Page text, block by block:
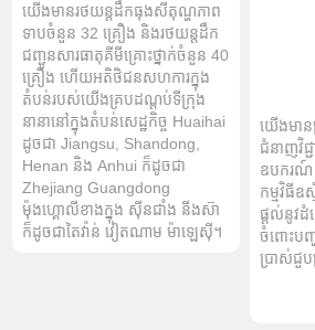
យើងមានរថយន្តដឹកធុងសីតុណ្ហភាព
ទាបចំនួន 32 គ្រឿង និងរថយន្តដឹក
ជញ្ជូនសារធាតុគីមីគ្រោះថ្នាក់ចំនួន 40
គ្រឿង ហើយអតិថិជនសហការក្នុង
តំបន់របស់យើងគ្របដណ្តប់ទីក្រុង
នានានៅក្នុងតំបន់សេដ្ឋកិច្ច Huaihai
ដូចជា Jiangsu, Shandong,
Henan និង Anhui ក៏ដូចជា
Zhejiang Guangdong
ម៉ុងហ្គោលីខាងក្នុង ស៊ីនជាំង នីងស៊ា
ក៏ដូចជាតៃវ៉ាន់ វៀតណាម ម៉ាឡេស៊ី។
យើងមាន
ជំនាញវិជ្
ឧបករណ៍
កម្មវិធីឧ
ផ្តល់នូវ
ចំពោះបញ្
ប្រាស់ជួប